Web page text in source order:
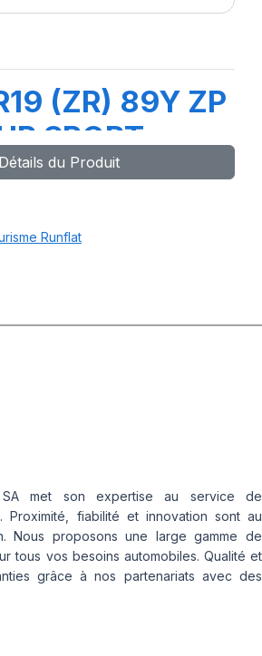
(ZR) 89Y ZP
SPORT
Détails du Produit
Runflat
SA met son expertise au service de
Proximité, fiabilité et innovation sont au
Nous proposons une large gamme de
tous vos besoins automobiles. Qualité et
grâce à nos partenariats avec des